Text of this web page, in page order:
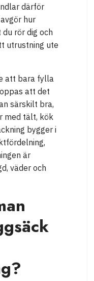
därför
hur
rör dig och
utrustning ute
att bara fylla
att det
särskilt bra,
med tält, kök
bygger i
är
väder och